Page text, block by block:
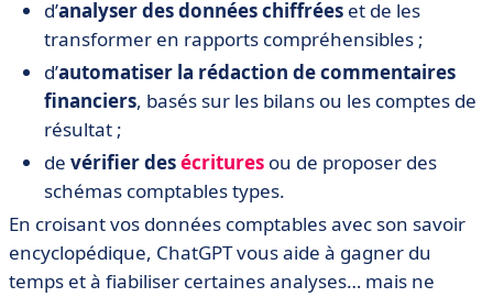
d’analyser des données chiffrées et de les
transformer en rapports compréhensibles ;
d’automatiser la rédaction de commentaires
financiers, basés sur les bilans ou les comptes de
résultat ;
de vérifier desécritures ou de proposer des
schémas comptables types.
En croisant vos données comptables avec son savoir
encyclopédique, ChatGPT vous aide à gagner du
temps et à fiabiliser certaines analyses… mais ne